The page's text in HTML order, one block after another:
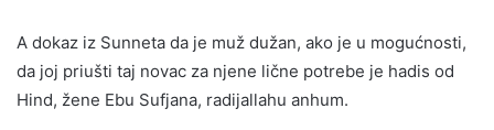
A dokaz iz Sunneta da je muž dužan, ako je u mogućnosti,
da joj priušti taj novac za njene lične potrebe je hadis od
Hind, žene Ebu Sufjana, radijallahu anhum.